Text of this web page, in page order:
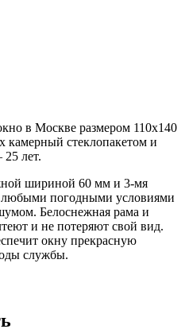
в Москве размером 110x140
камерный стеклопакетом и
лет.
шириной 60 мм и 3-мя
любыми погодными условиями
Белоснежная рама и
и не потеряют свой вид.
окну прекрасную
службы.